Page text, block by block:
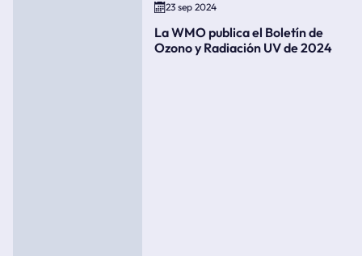
23 sep 2024
La WMO publica el Boletín de
Ozono y Radiación UV de 2024